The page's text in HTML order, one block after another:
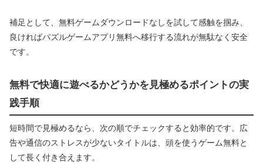
補足として、無料ゲームダウンロードなしを試して感触を掴み、
良ければパズルゲームアプリ無料へ移行する流れが無駄なく安全
です。
無料で快適に遊べるかどうかを見極めるポイントの実
践手順
短時間で見極めるなら、次の順でチェックすると効率的です。広
告や通信のストレスが少ないタイトルは、頭を使うゲーム無料と
して長く付き合えます。